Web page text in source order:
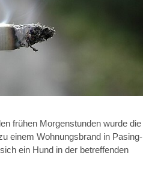
frühen Morgenstunden wurde die
einem Wohnungsbrand in Pasing-
ein Hund in der betreffenden